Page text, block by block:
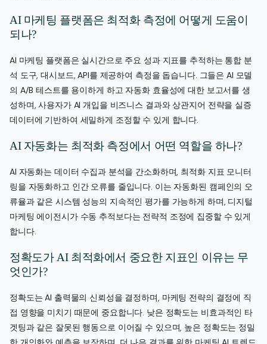
AI 마케팅 플랫폼은 최적화 측정에 어떻게 도움이
되나?
AI 마케팅 플랫폼은 실시간으로 주요 성과 지표를 추적하는 통합 분
석 도구, 대시보드, API를 제공하여 측정을 돕습니다. 그들은 AI 모델
의 A/B 테스트를 용이하게 하고 자동화 효율성에 대한 보고서를 생
성하며, 사용자가 AI 개입을 비즈니스 결과와 상관지어 전략을 실증
데이터에 기반하여 세밀하게 조정할 수 있게 합니다.
AI 자동화는 최적화 측정에서 어떤 역할을 하나?
AI 자동화는 데이터 수집과 분석을 간소화하며, 최적화 지표 모니터
링을 자동화하고 인간 오류를 줄입니다. 이는 자동화된 캠페인의 오
류율과 같은 시스템 성능의 지속적인 평가를 가능하게 하며, 디지털
마케팅 에이전시가 수동 추적보다는 전략적 조정에 집중할 수 있게
합니다.
정확도가 AI 최적화에서 중요한 지표인 이유는 무
엇인가?
정확도는 AI 출력물의 신뢰성을 결정하며, 마케팅 전략의 결정에 직
접 영향을 미치기 때문에 중요합니다. 낮은 정확도는 비효과적인 타
겟팅과 같은 잘못된 행동으로 이어질 수 있으며, 높은 정확도는 정밀